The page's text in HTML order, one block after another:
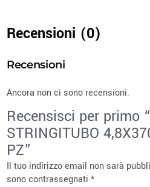
Recensioni (0)
Recensioni
Ancora non ci sono recensioni.
Recensisci per primo
STRINGITUBO
PZ”
Il tuo indirizzo email non sarà
sono contrassegnati*